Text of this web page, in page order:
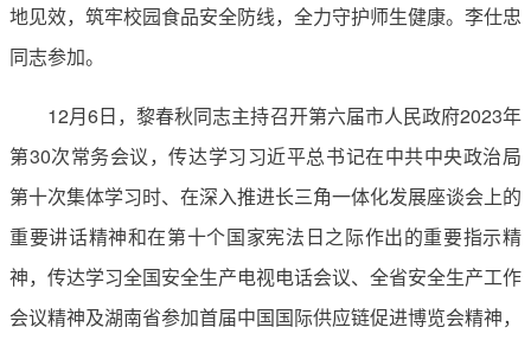
地见效，筑牢校园食品安全防线，全力守护师生健康。李仕忠
同志参加。
12月6日，黎春秋同志主持召开第六届市人民政府2023年
第30次常务会议，传达学习习近平总书记在中共中央政治局
第十次集体学习时、在深入推进长三角一体化发展座谈会上的
重要讲话精神和在第十个国家宪法日之际作出的重要指示精
神，传达学习全国安全生产电视电话会议、全省安全生产工作
会议精神及湖南省参加首届中国国际供应链促进博览会精神，